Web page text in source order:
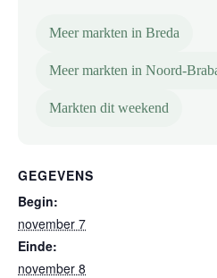
Meer markten in Breda
Meer markten in Noord-
Markten dit weekend
GEGEVENS
Begin:
november 7
Einde:
november 8